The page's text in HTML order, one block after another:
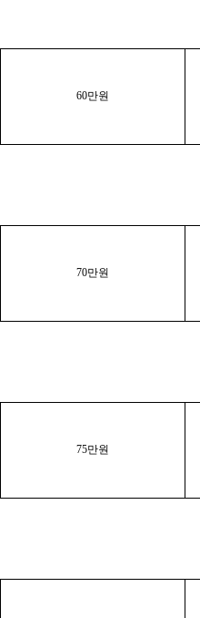
60만원
70만원
75만원